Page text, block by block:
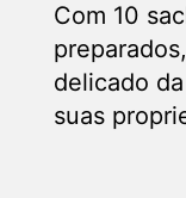
Com 10
delicado
suas